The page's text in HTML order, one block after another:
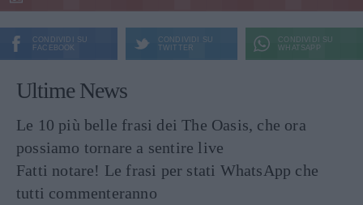
CONDIVIDI SU
FACEBOOK
CONDIVIDI SU
TWITTER
CONDIVIDI SU
WHATSAPP
Ultime News
Le 10 più belle frasi dei The Oasis, che ora
possiamo tornare a sentire live
Fatti notare! Le frasi per stati WhatsApp che
tutti commenteranno